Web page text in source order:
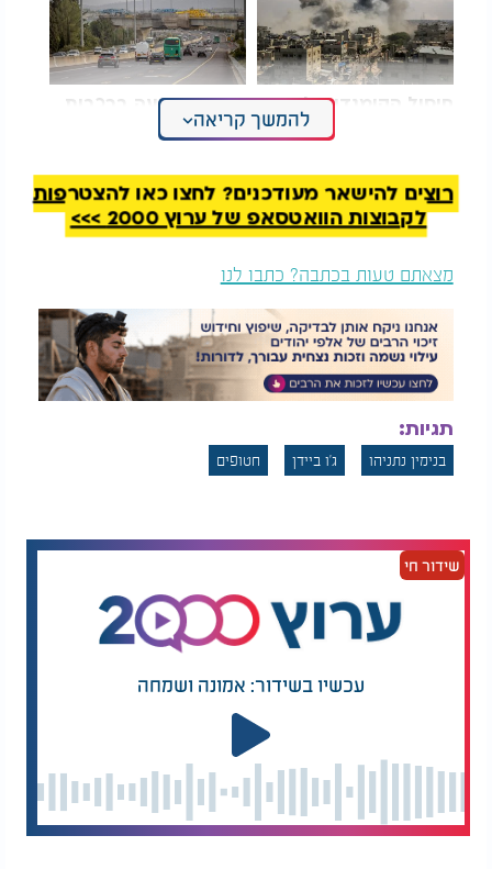
חיסול הקומנדו של
חמאס - תיעוד רגעי
שיבושי תנועה ברכבות
ובאיילון: חסימות ליליות
והפסקת שירות בקו
להמשך קריאה
רוצים להישאר מעודכנים? לחצו כאן להצטרפות
לקבוצות הוואטסאפ של ערוץ 2000 >>>
מצאתם טעות בכתבה? כתבו לנו
תגיות:
בנימין נתניהו ג'ו ביידן חטופים
שידור חי
עכשיו בשידור: אמונה ושמחה